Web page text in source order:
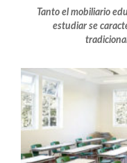
Tanto el mobiliario
estudiar se